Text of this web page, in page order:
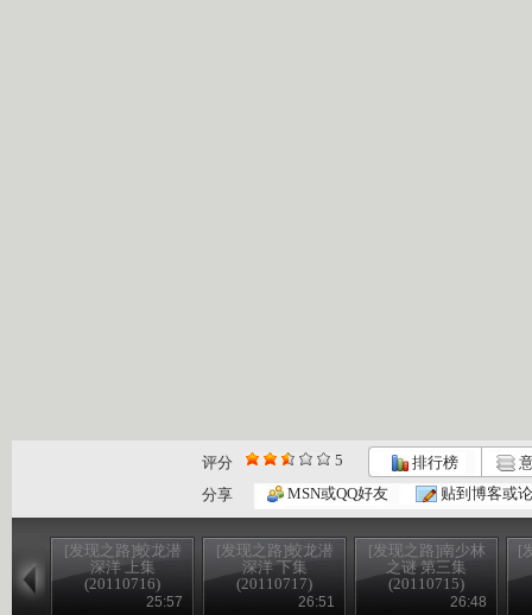
评分 5 排行榜
分享
MSN或QQ好友 贴到博客或
[发现之路]蛟龙潜
深洋 上集
(20110716)
25:57
[发现之路]蛟龙潜
深洋 下集
(20110717)
26:51
[发现之路]南少林
之谜 第三集
(20110715)
26:48
[